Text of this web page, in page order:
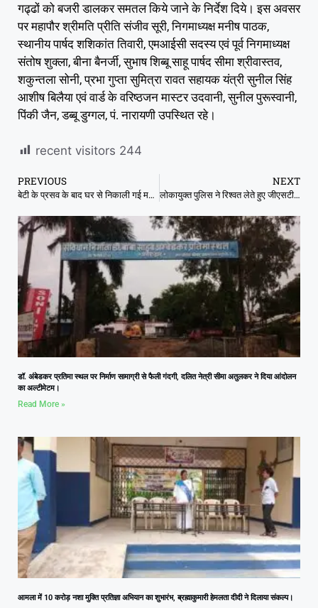
गढ्ढों को बजरी डालकर समतल किये जाने के निर्देश दिये। इस अवसर
पर महापौर श्रीमति प्रीति संजीव सूरी, निगमाध्यक्ष मनीष पाठक,
स्थानीय पार्षद शशिकांत तिवारी, एमआईसी सदस्य एवं पूर्व निगमाध्यक्ष
संतोष शुक्ला, बीना बैनर्जी, सुभाष शिब्बू साहू पार्षद सीमा श्रीवास्तव,
शकुन्तला सोनी, प्रभा गुप्ता सुमित्रा रावत सहायक यंत्री सुनील सिंह
आशीष बिलैया एवं वार्ड के वरिष्ठजन मास्टर उदवानी, सुनील पुरूस्वानी,
पिंकी जैन, डब्बू डुग्गल, पं. नारायणी उपस्थित रहे।
recent visitors 244
PREVIOUS
बेटी के प्रसव के बाद घर से निकाली गई महिला, कोतवाली पुलिस ने लिया गंभीरता से
NEXT
लोकायुक्त पुलिस ने रिश्वत लेते हुए जीएसटी निरीक्षक को दबोचा
डॉ. अंबेडकर प्रतिमा स्थल पर निर्माण सामाग्री से फैली गंदगी, दलित नेत्री सीमा अतुलकर ने दिया आंदोलन
का अल्टीमेटम।
Read More »
आमला में 10 करोड़ नशा मुक्ति प्रतिज्ञा अभियान का शुभारंभ, ब्रह्माकुमारी हेमलता दीदी ने दिलाया संकल्प।